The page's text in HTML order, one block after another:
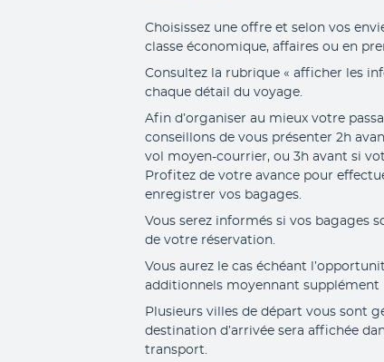
Choisissez une offre et selon vos
classe économique, affaires ou en
Consultez la rubrique « afficher les
chaque détail du voyage.
Afin d’organiser au mieux votre
conseillons de vous présenter 2h
vol moyen-courrier, ou 3h avant si
Profitez de votre avance pour
enregistrer vos bagages.
Vous serez informés si vos bagages
de votre réservation.
Vous aurez le cas échéant
additionnels moyennant supplément
Plusieurs villes de départ vous sont
destination d’arrivée sera affichée
transport.